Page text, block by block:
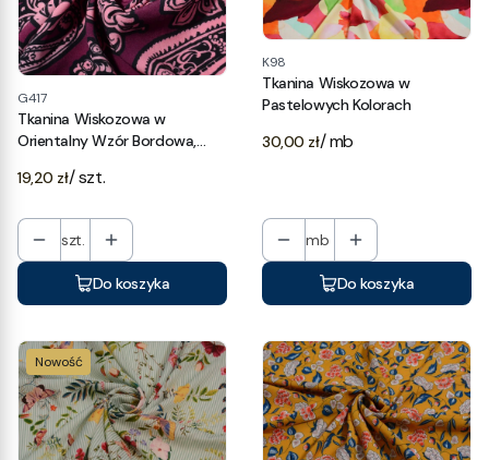
G417
Tkanina Wiskozowa w
Orientalny Wzór Bordowa,
Cena
19,20 zł/ szt.
szt.
Do koszyka
K98
Tkanina Wiskozowa w
Pastelowych Kolorach
Cena
30,00 zł/ mb
mb
Do koszyka
Nowość